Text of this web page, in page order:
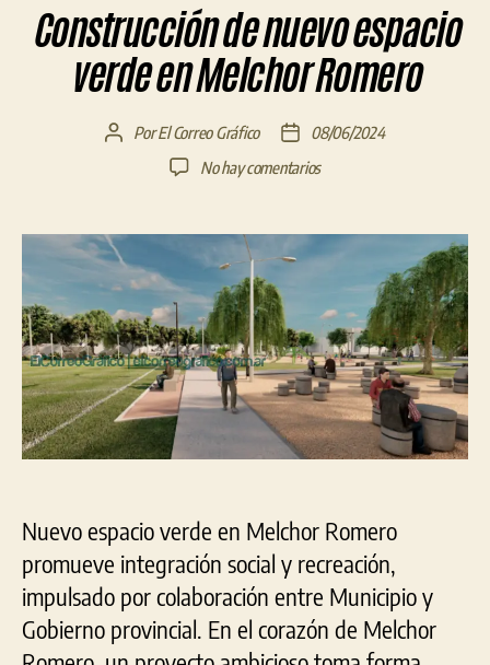
Construcción de nuevo espacio
verde en Melchor Romero
AutorPorEl Correo Gráfico
Fecha
de
08/06/2024
No hay comentariosen
nuevo
espacio
verde
en
Melchor
Romero
Nuevo espacio verde en Melchor Romero
promueve integración social y recreación,
impulsado por colaboración entre Municipio y
Gobierno provincial. En el corazón de Melchor